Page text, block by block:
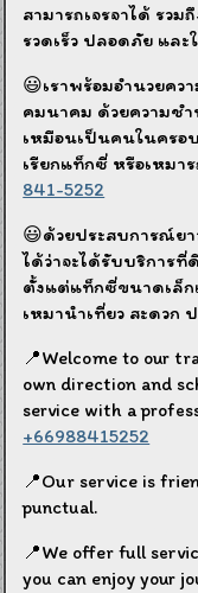
สามารถเจรจาได้ รว
รวดเร็ว ปลอดภัย และ
😃เราพร้อมอำนวยค
คมนาคม ด้วยความช
เหมือนเป็นคนในครอ
เรียกแท็กซี่ หรือเหมา
841-5252
😃ด้วยประสบการณ์ย
ได้ว่าจะได้รับบริการที่
ตั้งแต่แท็กซี่ขนาดเล็ก
เหมานำเที่ยว สะดวก
📍Welcome to our
own direction and
service with a
+66988415252
📍Our service is
punctual.
📍We offer full
you can enjoy your